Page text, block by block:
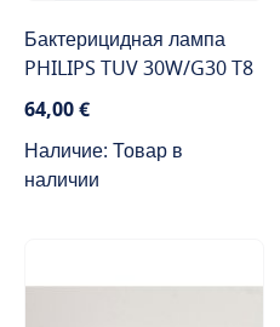
Бактерицидная лампа
PHILIPS TUV 30W/G30 T8
64,00 €
Наличие: Товар в
наличии